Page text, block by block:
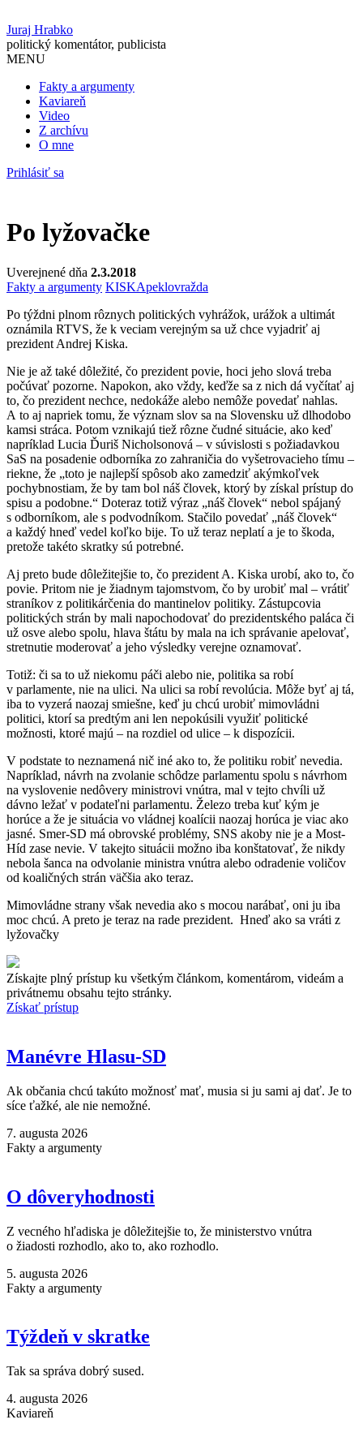
Juraj Hrabko
politický komentátor, publicista
MENU
Fakty a argumenty
Kaviareň
Video
Z archívu
O mne
Prihlásiť sa
Po lyžovačke
Uverejnené dňa 2.3.2018
Fakty a argumenty KISKApeklovražda
Po týždni plnom rôznych politických vyhrážok, urážok a ultimát
oznámila RTVS, že k veciam verejným sa už chce vyjadriť aj
prezident Andrej Kiska.
Nie je až také dôležité, čo prezident povie, hoci jeho slová treba
počúvať pozorne. Napokon, ako vždy, keďže sa z nich dá vyčítať aj
to, čo prezident nechce, nedokáže alebo nemôže povedať nahlas.
A to aj napriek tomu, že význam slov sa na Slovensku už dlhodobo
kamsi stráca. Potom vznikajú tiež rôzne čudné situácie, ako keď
napríklad Lucia Ďuriš Nicholsonová – v súvislosti s požiadavkou
SaS na posadenie odborníka zo zahraničia do vyšetrovacieho tímu –
riekne, že „toto je najlepší spôsob ako zamedziť akýmkoľvek
pochybnostiam, že by tam bol náš človek, ktorý by získal prístup do
spisu a podobne.“ Doteraz totiž výraz „náš človek“ nebol spájaný
s odborníkom, ale s podvodníkom. Stačilo povedať „náš človek“
a každý hneď vedel koľko bije. To už teraz neplatí a je to škoda,
pretože takéto skratky sú potrebné.
Aj preto bude dôležitejšie to, čo prezident A. Kiska urobí, ako to, čo
povie. Pritom nie je žiadnym tajomstvom, čo by urobiť mal – vrátiť
straníkov z politikárčenia do mantinelov politiky. Zástupcovia
politických strán by mali napochodovať do prezidentského paláca či
už osve alebo spolu, hlava štátu by mala na ich správanie apelovať,
stretnutie moderovať a jeho výsledky verejne oznamovať.
Totiž: či sa to už niekomu páči alebo nie, politika sa robí
v parlamente, nie na ulici. Na ulici sa robí revolúcia. Môže byť aj tá,
iba to vyzerá naozaj smiešne, keď ju chcú urobiť mimovládni
politici, ktorí sa predtým ani len nepokúsili využiť politické
možnosti, ktoré majú – na rozdiel od ulice – k dispozícii.
V podstate to neznamená nič iné ako to, že politiku robiť nevedia.
Napríklad, návrh na zvolanie schôdze parlamentu spolu s návrhom
na vyslovenie nedôvery ministrovi vnútra, mal v tejto chvíli už
dávno ležať v podateľni parlamentu. Železo treba kuť kým je
horúce a že je situácia vo vládnej koalícii naozaj horúca je viac ako
jasné. Smer-SD má obrovské problémy, SNS akoby nie je a Most-
Híd zase nevie. V takejto situácii možno iba konštatovať, že nikdy
nebola šanca na odvolanie ministra vnútra alebo odradenie voličov
od koaličných strán väčšia ako teraz.
Mimovládne strany však nevedia ako s mocou narábať, oni ju iba
moc chcú. A preto je teraz na rade prezident. Hneď ako sa vráti z
lyžovačky
Získajte plný prístup ku všetkým článkom, komentárom, videám a
privátnemu obsahu tejto stránky.
Získať prístup
Manévre Hlasu-SD
Ak občania chcú takúto možnosť mať, musia si ju sami aj dať. Je to
síce ťažké, ale nie nemožné.
7. augusta 2026
Fakty a argumenty
O dôveryhodnosti
Z vecného hľadiska je dôležitejšie to, že ministerstvo vnútra
o žiadosti rozhodlo, ako to, ako rozhodlo.
5. augusta 2026
Fakty a argumenty
Týždeň v skratke
Tak sa správa dobrý sused.
4. augusta 2026
Kaviareň